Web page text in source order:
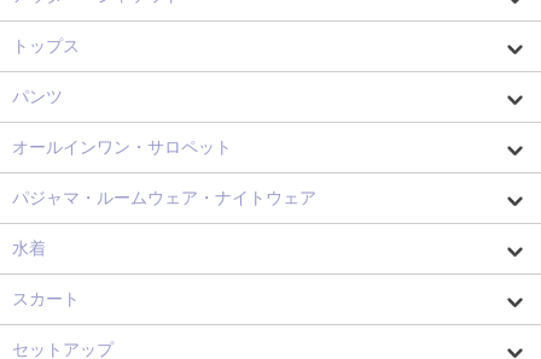
トップス
パンツ
オールインワン・サロペット
パジャマ・ルームウェア・ナイトウェア
水着
スカート
セットアップ